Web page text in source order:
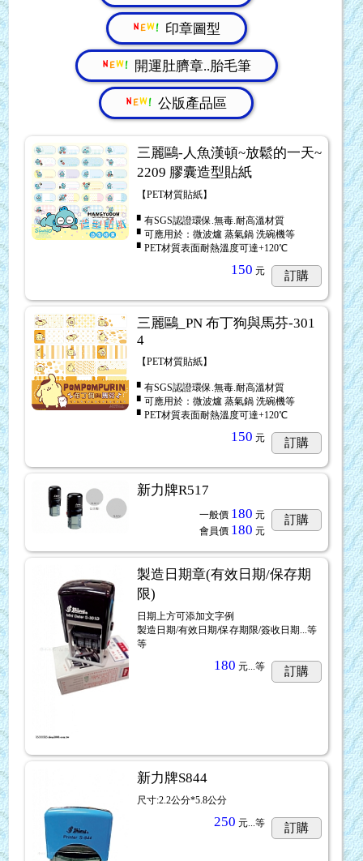
印章圖型
開運肚臍章..胎毛筆
公版產品區
三麗鷗-人魚漢頓~放鬆的一天~
2209 膠囊造型貼紙
【PET材質貼紙】
▘有SGS認證環保.無毒.耐高溫材質
▘可應用於：微波爐 蒸氣鍋 洗碗機等
▘PET材質表面耐熱溫度可達+120℃
150 元 訂購
三麗鷗_PN 布丁狗與馬芬-301
4
【PET材質貼紙】
▘有SGS認證環保.無毒.耐高溫材質
▘可應用於：微波爐 蒸氣鍋 洗碗機等
▘PET材質表面耐熱溫度可達+120℃
150 元 訂購
新力牌R517
一般價 180 元
會員價 180 元
訂購
製造日期章(有效日期/保存期
限)
日期上方可添加文字例
製造日期/有效日期/保存期限/簽收日期...等
等
180 元...等 訂購
新力牌S844
尺寸:2.2公分*5.8公分
250 元...等 訂購